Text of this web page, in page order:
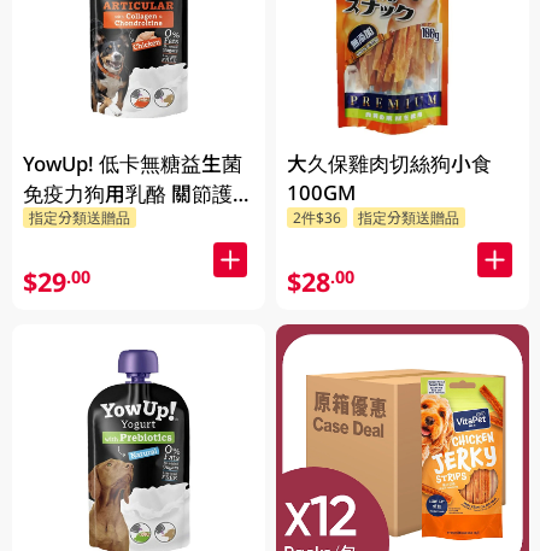
YowUp! 低卡無糖益生菌
免疫力狗用乳酪 關節護養
115G
指定分類送贈品
$29.00
大久保雞肉切絲狗小食
100GM
2件$36 指定分類送贈品
$28.00